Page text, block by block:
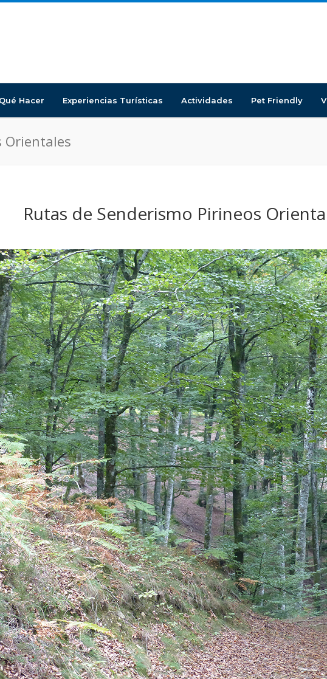
Qué Hacer Experiencias Turísticas Actividades Pet Friendly
Orientales
Rutas de Senderismo Pirineos